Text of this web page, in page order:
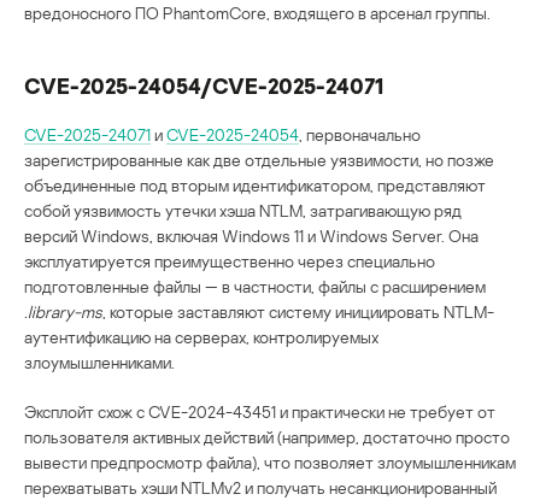
вредоносного ПО PhantomCore, входящего в арсенал группы.
CVE-2025-24054/CVE-2025-24071
CVE-2025-24071иCVE-2025-24054 , первоначально
зарегистрированные как две отдельные уязвимости, но позже
объединенные под вторым идентификатором, представляют
собой уязвимость утечки хэша NTLM, затрагивающую ряд
версий Windows, включая Windows 11 и Windows Server. Она
эксплуатируется преимущественно через специально
подготовленные файлы — в частности, файлы с расширением
.library-ms , которые заставляют систему инициировать NTLM-
аутентификацию на серверах, контролируемых
злоумышленниками.
Эксплойт схож с CVE-2024-43451 и практически не требует от
пользователя активных действий (например, достаточно просто
вывести предпросмотр файла), что позволяет злоумышленникам
перехватывать хэши NTLMv2 и получать несанкционированный